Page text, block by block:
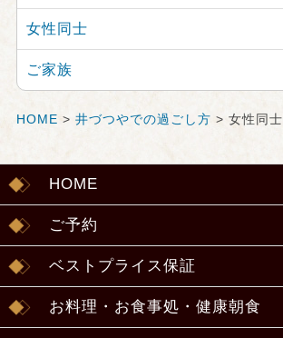
女性同士
ご家族
HOME > 井づつやでの過ごし方 > 女性同士
HOME
ご予約
ベストプライス保証
お料理・お食事処・健康朝食